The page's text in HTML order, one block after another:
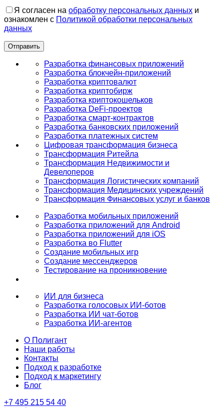
Я согласен на обработку персональных данных и
ознакомлен с Политикой обработки персональных
данных
Разработка финансовых приложений
Разработка блокчейн-приложений
Разработка криптовалют
Разработка криптобирж
Разработка криптокошельков
Разработка DeFi-проектов
Разработка смарт-контрактов
Разработка банковских приложений
Разработка платежных систем
Цифровая трансформация бизнеса
Трансформация Ритейла
Трансформация Недвижимости и
Девелоперов
Трансформация Логистических компаний
Трансформация Медицинских учреждений
Трансформация Финансовых услуг и банков
Разработка мобильных приложений
Разработка приложений для Android
Разработка приложений для iOS
Разработка во Flutter
Создание мобильных игр
Создание мессенджеров
Тестирование на проникновение
ИИ для бизнеса
Разработка голосовых ИИ-ботов
Разработка ИИ чат-ботов
Разработка ИИ-агентов
О Полигант
Наши работы
Контакты
Подход к разработке
Подход к маркетингу
Блог
+7 495 215 54 40